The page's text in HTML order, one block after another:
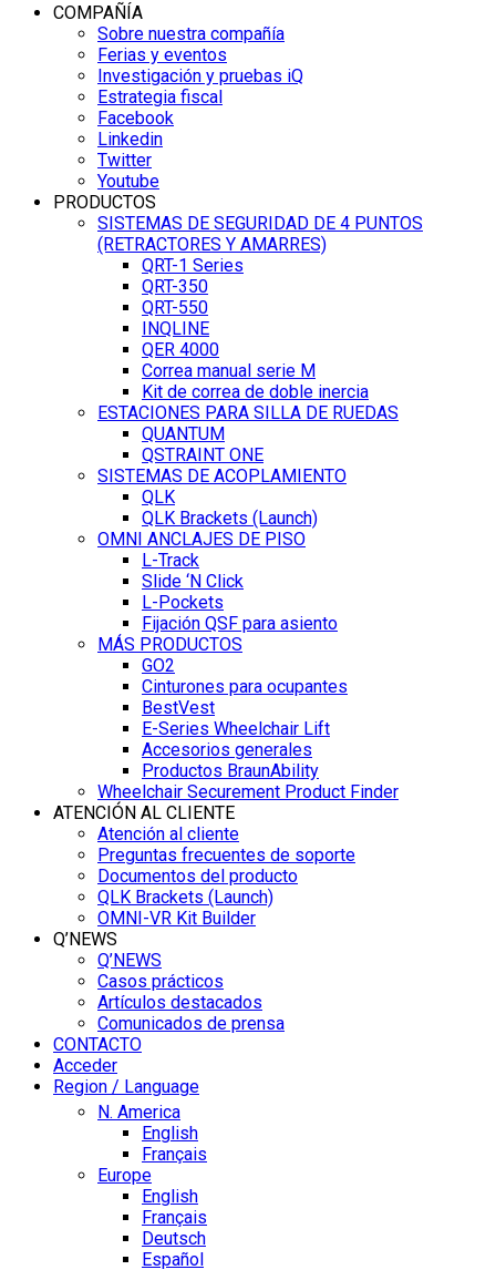
COMPAÑÍA
Sobre nuestra compañía
Ferias y eventos
Investigación y pruebas iQ
Estrategia fiscal
Facebook
Linkedin
Twitter
Youtube
PRODUCTOS
SISTEMAS DE SEGURIDAD DE 4 PUNTOS
(RETRACTORES Y AMARRES)
QRT-1 Series
QRT-350
QRT-550
INQLINE
QER 4000
Correa manual serie M
Kit de correa de doble inercia
ESTACIONES PARA SILLA DE RUEDAS
QUANTUM
QSTRAINT ONE
SISTEMAS DE ACOPLAMIENTO
QLK
QLK Brackets (Launch)
OMNI ANCLAJES DE PISO
L-Track
Slide ‘N Click
L-Pockets
Fijación QSF para asiento
MÁS PRODUCTOS
GO2
Cinturones para ocupantes
BestVest
E-Series Wheelchair Lift
Accesorios generales
Productos BraunAbility
Wheelchair Securement Product Finder
ATENCIÓN AL CLIENTE
Atención al cliente
Preguntas frecuentes de soporte
Documentos del producto
QLK Brackets (Launch)
OMNI-VR Kit Builder
Q’NEWS
Q’NEWS
Casos prácticos
Artículos destacados
Comunicados de prensa
CONTACTO
Acceder
Region / Language
N. America
English
Français
Europe
English
Français
Deutsch
Español